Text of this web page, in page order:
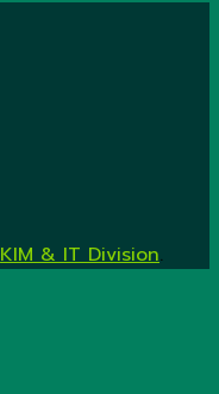
KIM & IT Division.